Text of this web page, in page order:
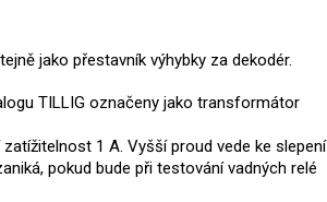
jako přestavník výhybky za dekodér.
TILLIG označeny jako transformátor
1 A. Vyšší proud vede ke slepení
pokud bude při testování vadných relé